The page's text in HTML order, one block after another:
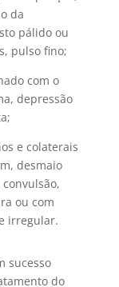
da
pálido ou
pulso fino;
com o
depressão
e colaterais
desmaio
ou com
irregular.
sucesso
do